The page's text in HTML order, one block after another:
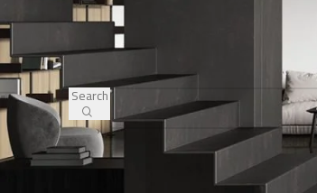
Search